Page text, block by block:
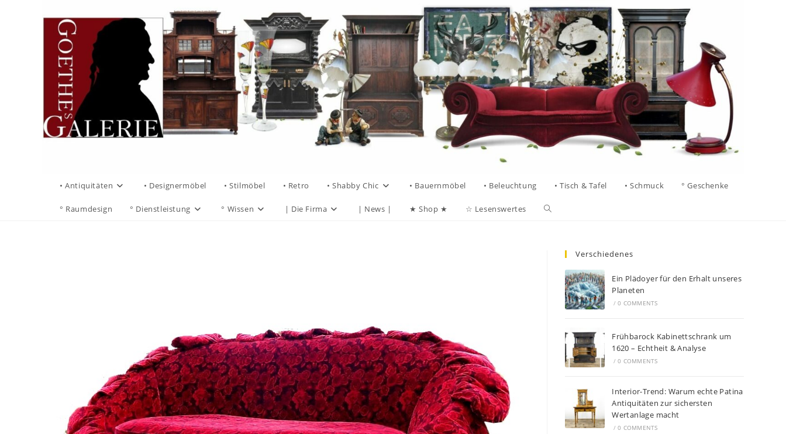
• Antiquitäten • Designermöbel • Stilmöbel • Retro • Shabby Chic • Bauernmöbel • Beleuchtung • Tisch & Tafel • Schmuck ° Geschenke
° Raumdesign ° Dienstleistung ° Wissen | Die Firma | News | ★ Shop ★ ☆ Lesenswertes
Verschiedenes
Ein Plädoyer für den Erhalt unseres
Planeten
/ 0 COMMENTS
Frühbarock Kabinettschrank um
1620 – Echtheit & Analyse
/ 0 COMMENTS
Interior-Trend: Warum echte Patina
Antiquitäten zur sichersten
Wertanlage macht
/ 0 COMMENTS